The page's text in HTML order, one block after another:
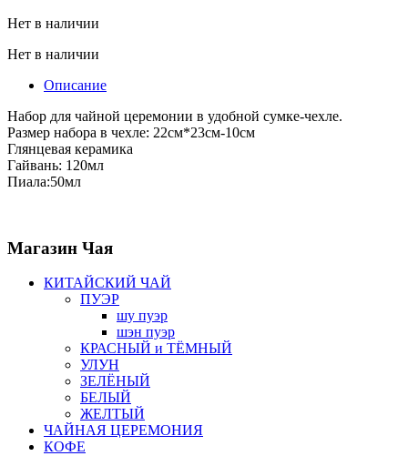
Нет в наличии
Нет в наличии
Описание
Набор для чайной церемонии в удобной сумке-чехле.
Размер набора в чехле: 22см*23см-10см
Глянцевая керамика
Гайвань: 120мл
Пиала:50мл
Магазин Чая
КИТАЙСКИЙ ЧАЙ
ПУЭР
шу пуэр
шэн пуэр
КРАСНЫЙ и ТЁМНЫЙ
УЛУН
ЗЕЛЁНЫЙ
БЕЛЫЙ
ЖЕЛТЫЙ
ЧАЙНАЯ ЦЕРЕМОНИЯ
КОФЕ